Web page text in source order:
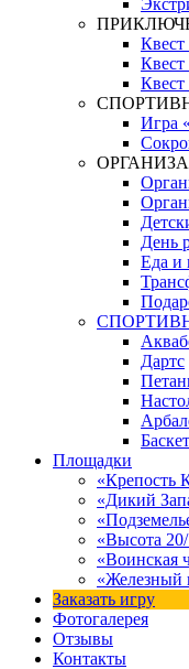
Квест
Игра
День
Еда и
Дартс
Площадки
«Крепость
«Дикий
«Высота
«Воинская
«Железный
Заказать игру
Фотогалерея
Отзывы
Контакты